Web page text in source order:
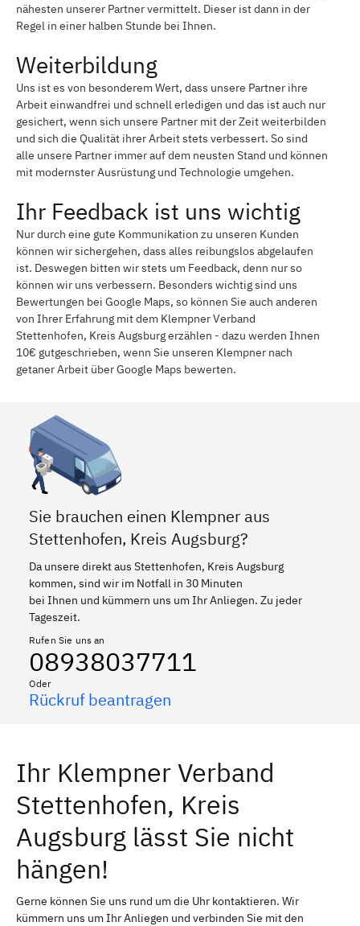
nähesten unserer Partner vermittelt. Dieser ist dann in der
Regel in einer halben Stunde bei Ihnen.
Weiterbildung
Uns ist es von besonderem Wert, dass unsere Partner ihre
Arbeit einwandfrei und schnell erledigen und das ist auch nur
gesichert, wenn sich unsere Partner mit der Zeit weiterbilden
und sich die Qualität ihrer Arbeit stets verbessert. So sind
alle unsere Partner immer auf dem neusten Stand und können
mit modernster Ausrüstung und Technologie umgehen.
Ihr Feedback ist uns wichtig
Nur durch eine gute Kommunikation zu unseren Kunden
können wir sichergehen, dass alles reibungslos abgelaufen
ist. Deswegen bitten wir stets um Feedback, denn nur so
können wir uns verbessern. Besonders wichtig sind uns
Bewertungen bei Google Maps, so können Sie auch anderen
von Ihrer Erfahrung mit dem Klempner Verband
Stettenhofen, Kreis Augsburg erzählen - dazu werden Ihnen
10€ gutgeschrieben, wenn Sie unseren Klempner nach
getaner Arbeit über Google Maps bewerten.
Sie brauchen einen Klempner aus
Stettenhofen, Kreis Augsburg?
Da unsere direkt aus Stettenhofen, Kreis Augsburg
kommen, sind wir im Notfall in 30 Minuten
bei Ihnen und kümmern uns um Ihr Anliegen. Zu jeder
Tageszeit.
Rufen Sie uns an
08938037711
Oder
Rückruf beantragen
Ihr Klempner Verband
Stettenhofen, Kreis
Augsburg lässt Sie nicht
hängen!
Gerne können Sie uns rund um die Uhr kontaktieren. Wir
kümmern uns um Ihr Anliegen und verbinden Sie mit den